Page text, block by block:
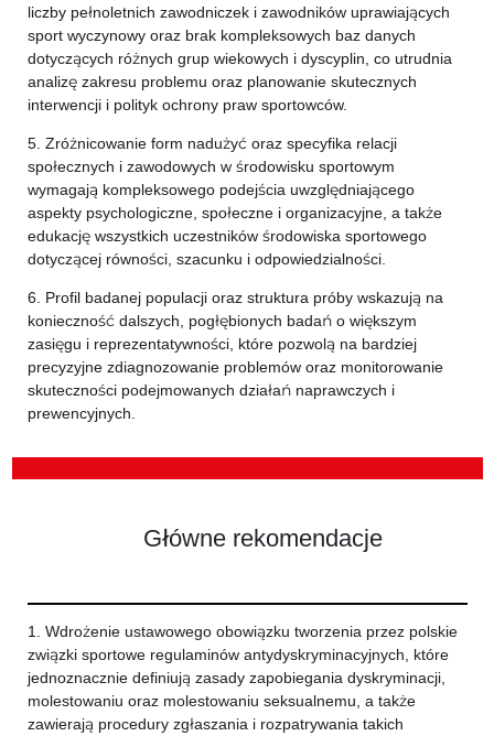
liczby pełnoletnich zawodniczek i zawodników uprawiających
sport wyczynowy oraz brak kompleksowych baz danych
dotyczących różnych grup wiekowych i dyscyplin, co utrudnia
analizę zakresu problemu oraz planowanie skutecznych
interwencji i polityk ochrony praw sportowców.
5. Zróżnicowanie form nadużyć oraz specyfika relacji
społecznych i zawodowych w środowisku sportowym
wymagają kompleksowego podejścia uwzględniającego
aspekty psychologiczne, społeczne i organizacyjne, a także
edukację wszystkich uczestników środowiska sportowego
dotyczącej równości, szacunku i odpowiedzialności.
6. Profil badanej populacji oraz struktura próby wskazują na
konieczność dalszych, pogłębionych badań o większym
zasięgu i reprezentatywności, które pozwolą na bardziej
precyzyjne zdiagnozowanie problemów oraz monitorowanie
skuteczności podejmowanych działań naprawczych i
prewencyjnych.
Główne rekomendacje
1. Wdrożenie ustawowego obowiązku tworzenia przez polskie
związki sportowe regulaminów antydyskryminacyjnych, które
jednoznacznie definiują zasady zapobiegania dyskryminacji,
molestowaniu oraz molestowaniu seksualnemu, a także
zawierają procedury zgłaszania i rozpatrywania takich